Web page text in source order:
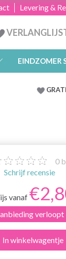
Levering &
EINDZOMER
0
Schrijf recensie
vanaf
In winkelwagentje